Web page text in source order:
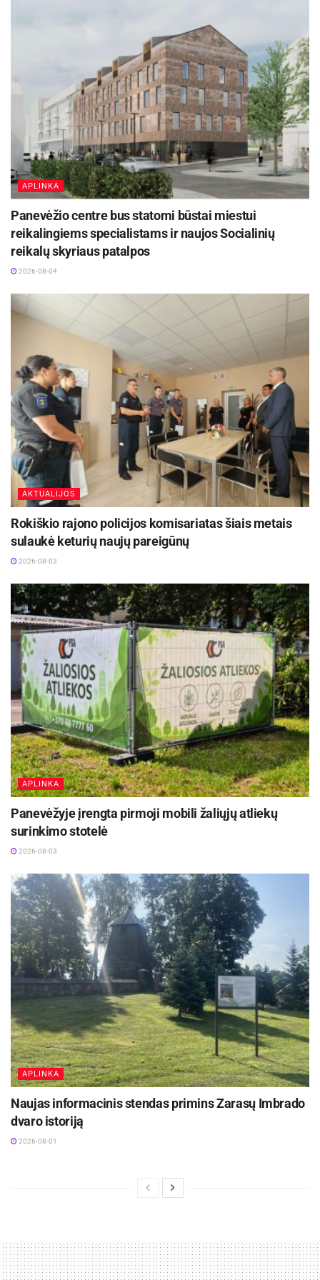
APLINKA
Panevėžio centre bus statomi būstai miestui
reikalingiems specialistams ir naujos Socialinių
reikalų skyriaus patalpos
2026-08-04
AKTUALIJOS
Rokiškio rajono policijos komisariatas šiais metais
sulaukė keturių naujų pareigūnų
2026-08-03
APLINKA
Panevėžyje įrengta pirmoji mobili žaliųjų atliekų
surinkimo stotelė
2026-08-03
APLINKA
Naujas informacinis stendas primins Zarasų Imbrado
dvaro istoriją
2026-08-01